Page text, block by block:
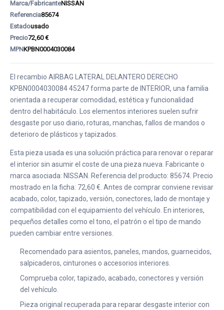
Marca/FabricanteNISSAN
Referencia85674
Estadousado
Precio72,60 €
MPNKPBN0004030084
El recambio AIRBAG LATERAL DELANTERO DERECHO
KPBN0004030084 45247 forma parte de INTERIOR, una familia
orientada a recuperar comodidad, estética y funcionalidad
dentro del habitáculo. Los elementos interiores suelen sufrir
desgaste por uso diario, roturas, manchas, fallos de mandos o
deterioro de plásticos y tapizados.
Esta pieza usada es una solución práctica para renovar o reparar
el interior sin asumir el coste de una pieza nueva. Fabricante o
marca asociada: NISSAN. Referencia del producto: 85674. Precio
mostrado en la ficha: 72,60 €. Antes de comprar conviene revisar
acabado, color, tapizado, versión, conectores, lado de montaje y
compatibilidad con el equipamiento del vehículo. En interiores,
pequeños detalles como el tono, el patrón o el tipo de mando
pueden cambiar entre versiones.
Recomendado para asientos, paneles, mandos, guarnecidos,
salpicaderos, cinturones o accesorios interiores.
Comprueba color, tapizado, acabado, conectores y versión
del vehículo.
Pieza original recuperada para reparar desgaste interior con